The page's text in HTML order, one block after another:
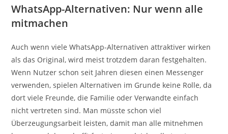
WhatsApp-Alternativen: Nur wenn alle
mitmachen
Auch wenn viele WhatsApp-Alternativen attraktiver wirken
als das Original, wird meist trotzdem daran festgehalten.
Wenn Nutzer schon seit Jahren diesen einen Messenger
verwenden, spielen Alternativen im Grunde keine Rolle, da
dort viele Freunde, die Familie oder Verwandte einfach
nicht vertreten sind. Man müsste schon viel
Überzeugungsarbeit leisten, damit man alle mitnehmen